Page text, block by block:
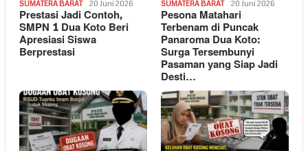
SUMATERA BARAT 20 Juni 2026
Prestasi Jadi Contoh,
SMPN 1 Dua Koto Beri
Apresiasi Siswa
Berprestasi
SUMATERA BARAT 20 Juni 2026
Pesona Matahari
Terbenam di Puncak
Panaroma Dua Koto:
Surga Tersembunyi
Pasaman yang Siap Jadi
Desti…